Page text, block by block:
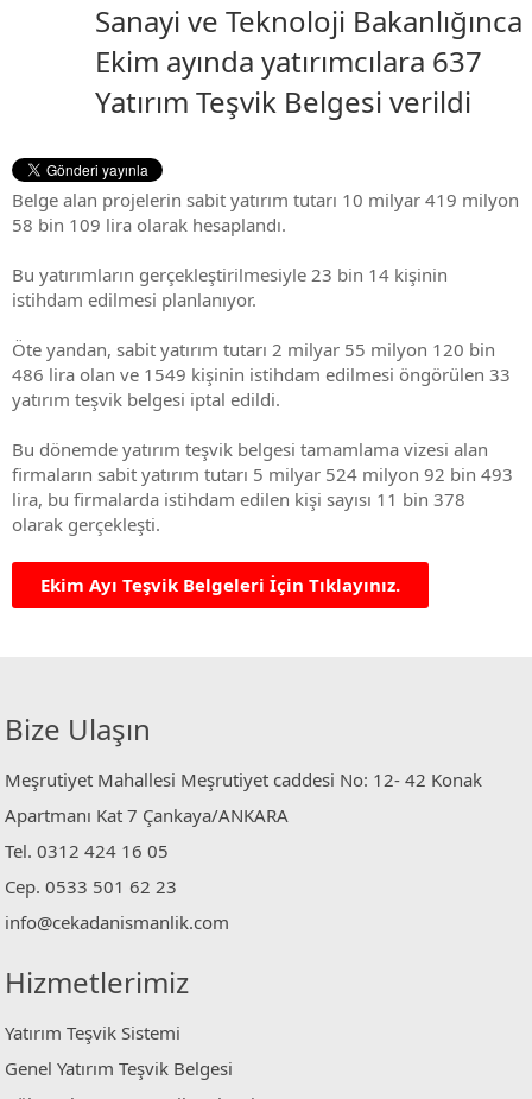
Sanayi ve Teknoloji Bakanlığınca
Ekim ayında yatırımcılara 637
Yatırım Teşvik Belgesi verildi
Belge alan projelerin sabit yatırım tutarı 10 milyar 419 milyon
58 bin 109 lira olarak hesaplandı.
Bu yatırımların gerçekleştirilmesiyle 23 bin 14 kişinin
istihdam edilmesi planlanıyor.
Öte yandan, sabit yatırım tutarı 2 milyar 55 milyon 120 bin
486 lira olan ve 1549 kişinin istihdam edilmesi öngörülen 33
yatırım teşvik belgesi iptal edildi.
Bu dönemde yatırım teşvik belgesi tamamlama vizesi alan
firmaların sabit yatırım tutarı 5 milyar 524 milyon 92 bin 493
lira, bu firmalarda istihdam edilen kişi sayısı 11 bin 378
olarak gerçekleşti.
Ekim Ayı Teşvik Belgeleri İçin Tıklayınız.
Bize Ulaşın
Meşrutiyet Mahallesi Meşrutiyet caddesi No: 12- 42 Konak
Apartmanı Kat 7 Çankaya/ANKARA
Tel. 0312 424 16 05
Cep. 0533 501 62 23
info@cekadanismanlik.com
Hizmetlerimiz
Yatırım Teşvik Sistemi
Genel Yatırım Teşvik Belgesi